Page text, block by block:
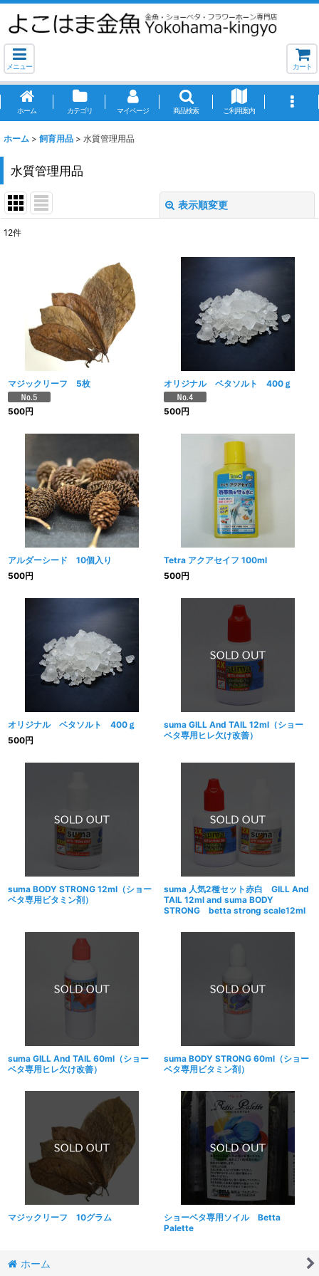
メニュー カート
ホーム カテゴリ マイページ 商品検索 ご利用案内
ホーム > 飼育用品 > 水質管理用品
水質管理用品
表示順変更
12件
マジックリーフ 5枚
500円
オリジナル ベタソルト 400ｇ
500円
アルダーシード 10個入り
500円
Tetra アクアセイフ 100ml
500円
オリジナル ベタソルト 400ｇ
500円
suma GILL And TAIL 12ml（ショー
ベタ専用ヒレ欠け改善）
suma BODY STRONG 12ml（ショー
ベタ専用ビタミン剤）
suma 人気2種セット赤白 GILL And
TAIL 12ml and suma BODY
STRONG betta strong scale12ml
suma GILL And TAIL 60ml（ショー
ベタ専用ヒレ欠け改善）
suma BODY STRONG 60ml（ショー
ベタ専用ビタミン剤）
マジックリーフ 10グラム
ショーベタ専用ソイル Betta
Palette
ホーム